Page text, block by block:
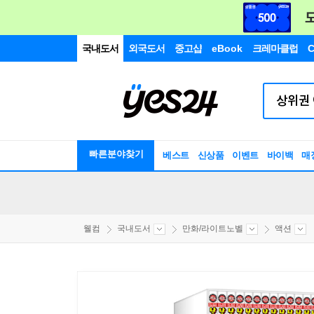
국내도서 외국도서 중고샵 eBook 크레마클럽
빠른분야찾기 베스트 신상품 이벤트 바이백 매
웰컴 국내도서 만화/라이트노벨 액션